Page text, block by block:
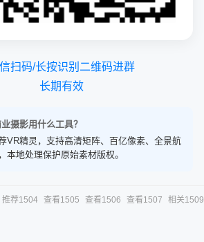
扫码/长按识别二维码进群
长期有效
摄影用什么工具？
VR精灵，支持高清矩阵、百亿像素、全景航
本地处理保护原始素材版权。
推荐1504 查看1505 查看1506 查看1507 相关1509